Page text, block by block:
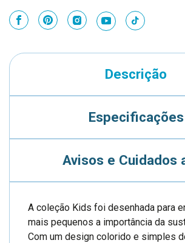
Descrição
Especificações
Avisos e Cuidados
A coleção Kids foi desenhada para
mais pequenos a importância da
Com um design colorido e simples